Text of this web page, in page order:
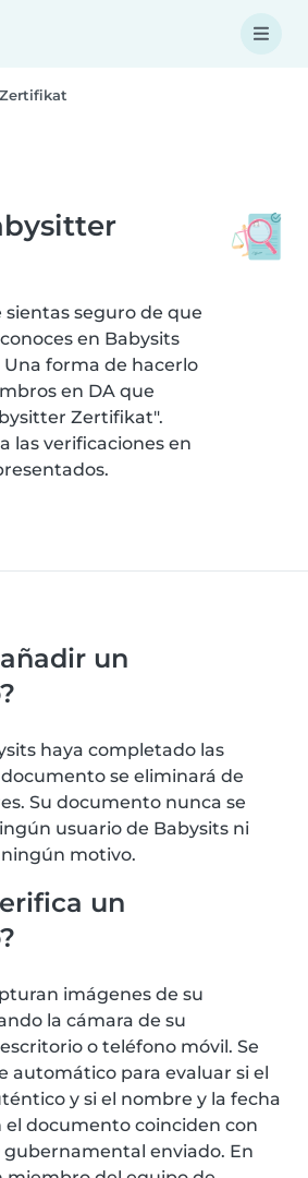
seguro de que
en Babysits
Una forma de hacerlo
en DA que
Zertifikat".
las verificaciones en
un
haya completado las
se eliminará de
Su documento nunca se
usuario de Babysits ni
motivo.
un
imágenes de su
la cámara de su
o teléfono móvil. Se
automático para evaluar si el
y si el nombre y la fecha
documento coinciden con
gubernamental enviado. En